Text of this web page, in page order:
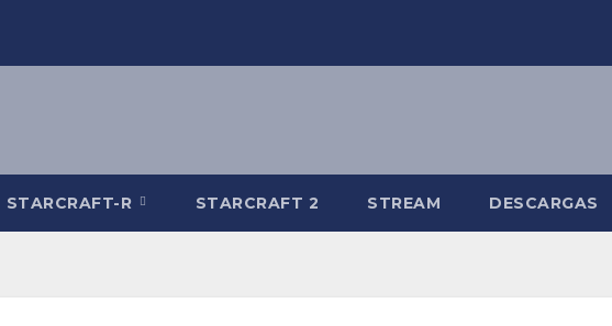
STARCRAFT-R STARCRAFT 2 STREAM DESCARGAS